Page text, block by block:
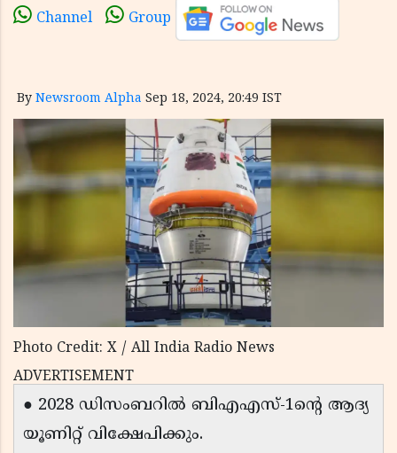
Channel Group
By Newsroom Alpha Sep 18, 2024, 20:49 IST
Photo Credit: X / All India Radio News
ADVERTISEMENT
● 2028 ഡിസംബറിൽ ബിഎഎസ്-1ന്റെ ആദ്യ
യൂണിറ്റ് വിക്ഷേപിക്കും.